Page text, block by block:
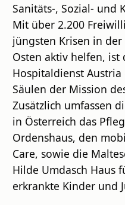
Sanitäts-, Sozial- und
Mit über 2.200
jüngsten Krisen in
Osten aktiv helfen, ist
Hospitaldienst
Säulen der Mission
Zusätzlich umfassen
in Österreich das
Ordenshaus, den
Care, sowie die
Hilde Umdasch Haus
erkrankte Kinder und